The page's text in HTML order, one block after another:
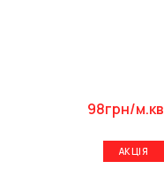
98грн/м.кв
АКЦІЯ